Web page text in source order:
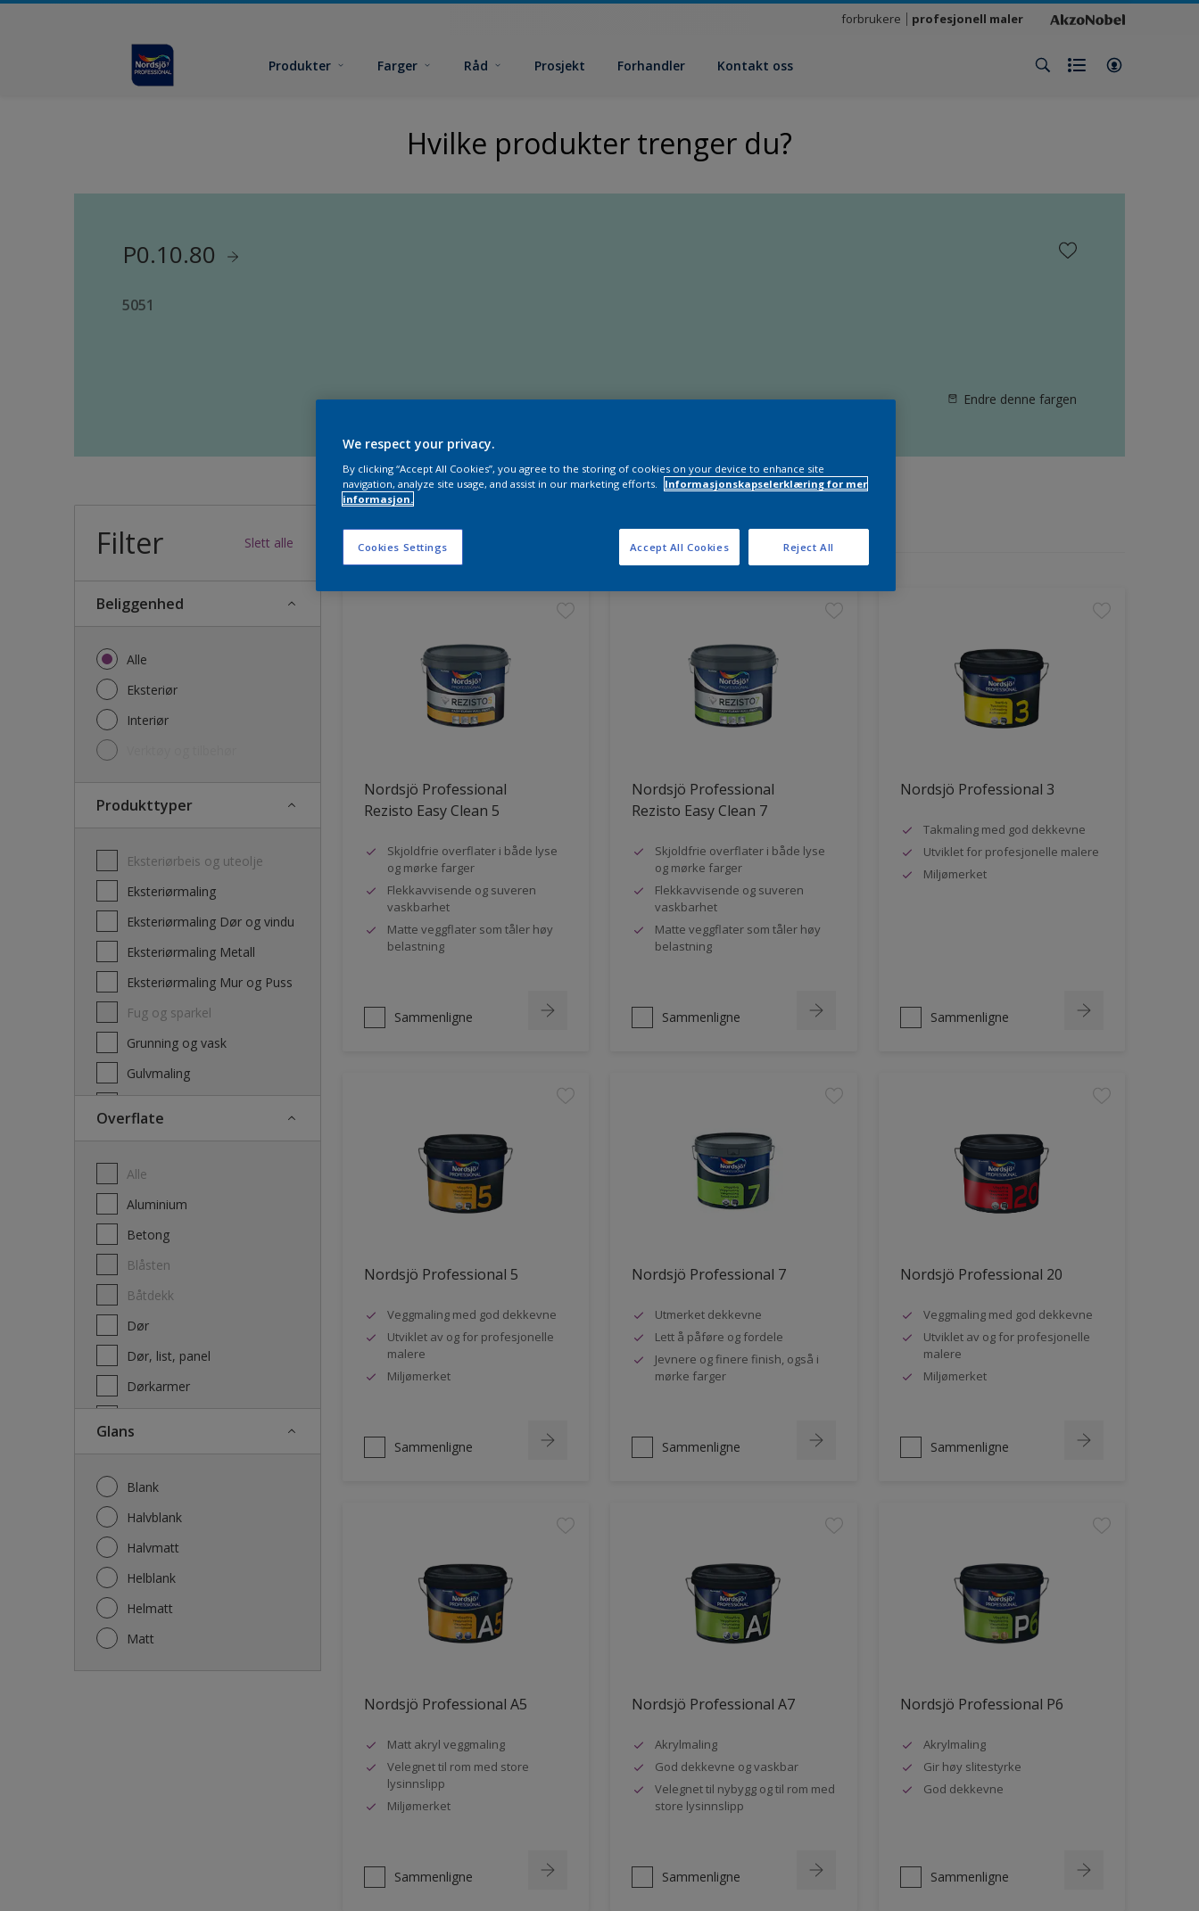
forbrukere profesjonell maler
Produkter Farger Råd Prosjekt Forhandler Kontakt oss
Hvilke produkter trenger du?
P0.10.80
5051
Endre denne fargen
Filter Slett alle
Beliggenhed
Alle
Eksteriør
Interiør
Produkttyper
Eksteriørbeis og uteolje
Eksteriørmaling
Eksteriørmaling Dør og vindu
Eksteriørmaling Metall
Eksteriørmaling Mur og Puss
Fug og sparkel
Grunning og vask
Gulvmaling
Overflate
Alle
Aluminium
Betong
Blåsten
Båtdekk
Dør
Dør, list, panel
Dørkarmer
Glans
Blank
Halvblank
Halvmatt
Helblank
Helmatt
Matt
34produkter funnet
Nordsjö Professional
Rezisto Easy Clean 5
Skjoldfrie overflater i både lyse
og mørke farger
Flekkavvisende og suveren
vaskbarhet
Matte veggflater som tåler høy
belastning
Sammenligne
Nordsjö Professional
Rezisto Easy Clean 7
Skjoldfrie overflater i både lyse
og mørke farger
Flekkavvisende og suveren
vaskbarhet
Matte veggflater som tåler høy
belastning
Sammenligne
Nordsjö Professional 3
Takmaling med god dekkevne
Utviklet for profesjonelle malere
Miljømerket
Sammenligne
Nordsjö Professional 5
Veggmaling med god dekkevne
Utviklet av og for profesjonelle
malere
Miljømerket
Sammenligne
Nordsjö Professional 7
Utmerket dekkevne
Lett å påføre og fordele
Jevnere og finere finish, også i
mørke farger
Sammenligne
Nordsjö Professional 20
Veggmaling med god dekkevne
Utviklet av og for profesjonelle
malere
Miljømerket
Sammenligne
Nordsjö Professional A5
Matt akryl veggmaling
Velegnet til rom med store
lysinnslipp
Miljømerket
Sammenligne
Nordsjö Professional A7
Akrylmaling
God dekkevne og vaskbar
Velegnet til nybygg og til rom med
store lysinnslipp
Sammenligne
Nordsjö Professional P6
Akrylmaling
Gir høy slitestyrke
God dekkevne
Sammenligne
We respect your privacy.
By clicking “Accept All Cookies”, you agree to the storing of cookies on your device to enhance site
navigation, analyze site usage, and assist in our marketing efforts.
Informasjonskapselerklæring for mer
informasjon.
Cookies Settings Reject All
Accept All Cookies